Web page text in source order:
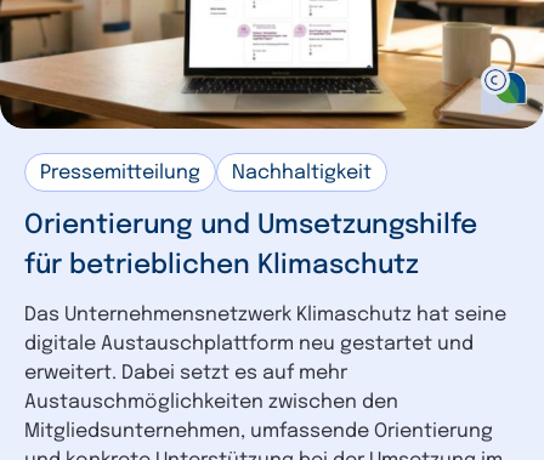
Pressemitteilung Nachhaltigkeit
Orientierung und Umsetzungshilfe
für betrieblichen Klimaschutz
Das Unternehmensnetzwerk Klimaschutz hat seine
digitale Austauschplattform neu gestartet und
erweitert. Dabei setzt es auf mehr
Austauschmöglichkeiten zwischen den
Mitgliedsunternehmen, umfassende Orientierung